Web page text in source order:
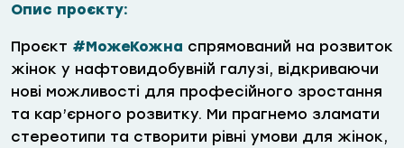
Опис проєкту:
Проєкт #МожеКожна спрямований на розвиток
жінок у нафтовидобувній галузі, відкриваючи
нові можливості для професійного зростання
та кар’єрного розвитку. Ми прагнемо зламати
стереотипи та створити рівні умови для жінок,